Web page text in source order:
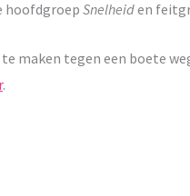
hoofdgroep Snelheiden
maken tegen een boete
.